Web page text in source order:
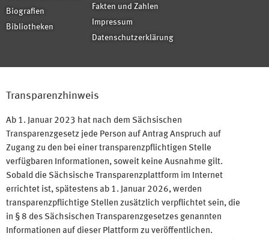
Biografien
Bibliotheken
Fakten und Zahlen
Impressum
Datenschutzerklärung
Transparenzhinweis
Ab 1. Januar 2023 hat nach dem Sächsischen
Transparenzgesetz jede Person auf Antrag Anspruch auf
Zugang zu den bei einer transparenzpflichtigen Stelle
verfügbaren Informationen, soweit keine Ausnahme gilt.
Sobald die Sächsische Transparenzplattform im Internet
errichtet ist, spätestens ab 1. Januar 2026, werden
transparenzpflichtige Stellen zusätzlich verpflichtet sein, die
in § 8 des Sächsischen Transparenzgesetzes genannten
Informationen auf dieser Plattform zu veröffentlichen.